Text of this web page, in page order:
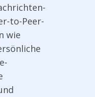
to-Peer-
wie